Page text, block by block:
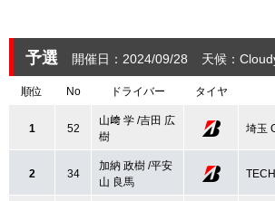
予選 開催日：2024/09/28 天候：
順位 No ドライバー タイヤ
1 52
山﨑 学 /吉田 広
樹
埼玉
2 34
加納 政樹 /平安
山 良馬